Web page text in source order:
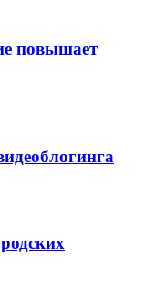
повышает